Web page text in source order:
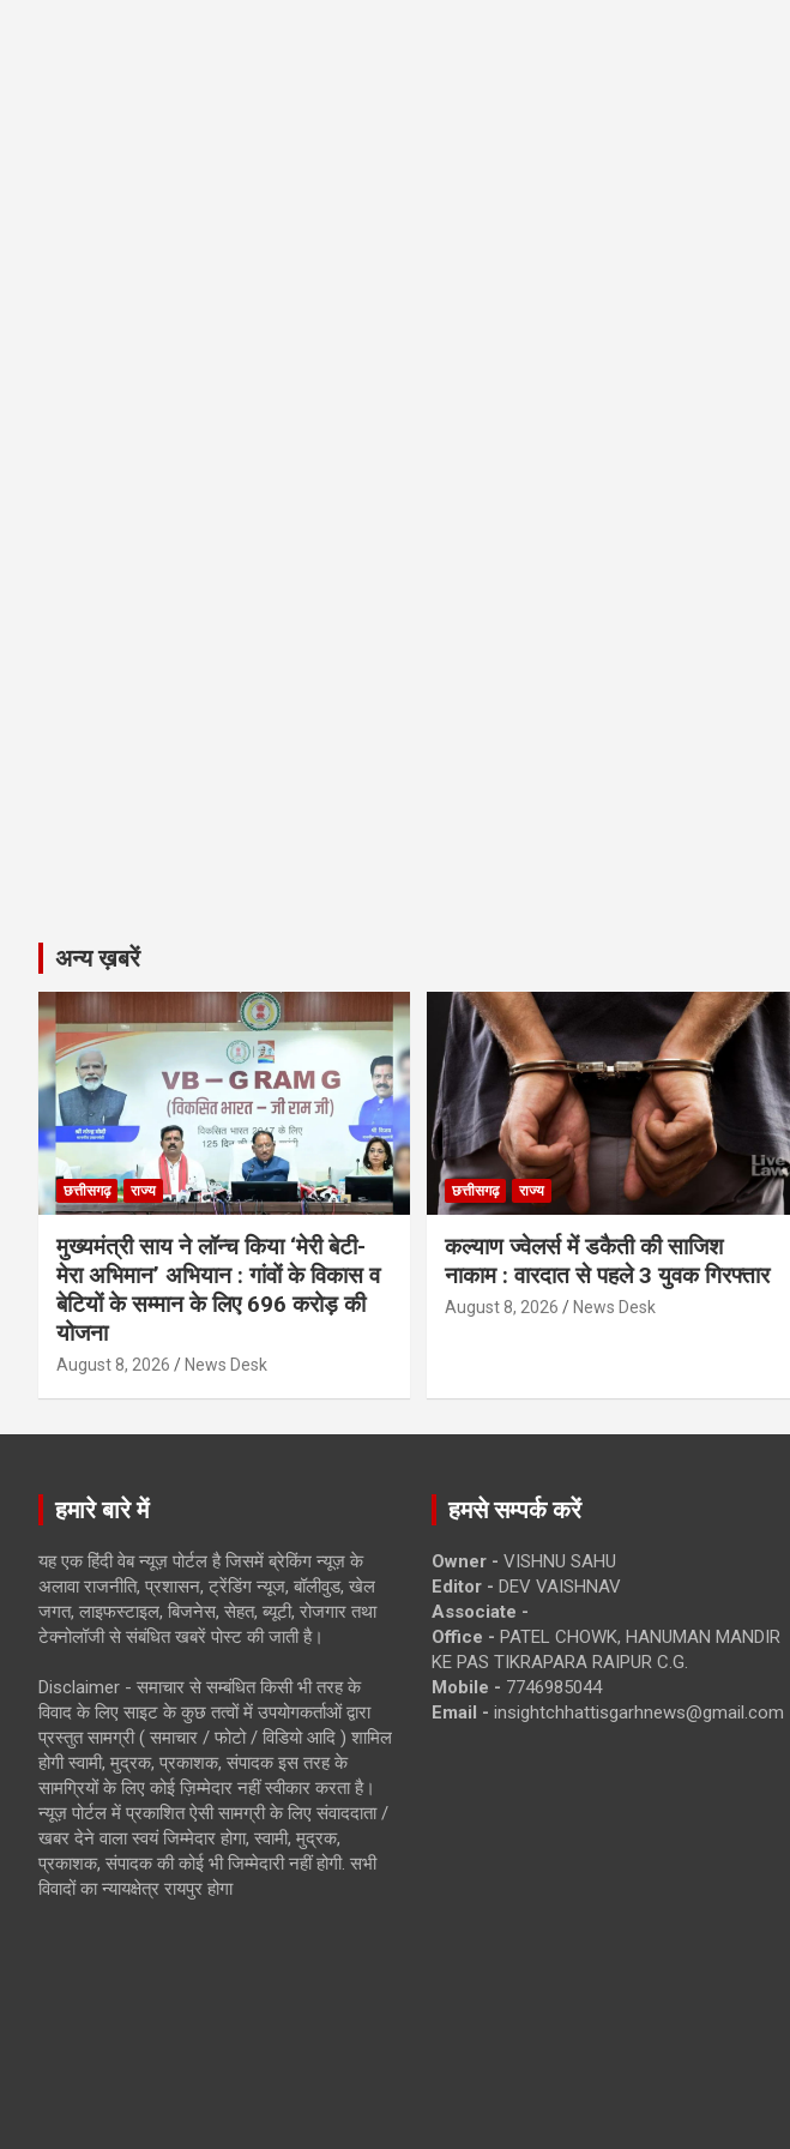
अन्य ख़बरें
छत्तीसगढ़ राज्य
मुख्यमंत्री साय ने लॉन्च किया ‘मेरी बेटी-
मेरा अभिमान’ अभियान : गांवों के विकास व
बेटियों के सम्मान के लिए 696 करोड़ की
योजना
August 8, 2026 News Desk
छत्तीसगढ़ राज्य
कल्याण ज्वेलर्स में डकैती की साजिश
नाकाम : वारदात से पहले 3 युवक गिरफ्तार
August 8, 2026 News Desk
हमारे बारे में
यह एक हिंदी वेब न्यूज़ पोर्टल है जिसमें ब्रेकिंग न्यूज़ के
अलावा राजनीति, प्रशासन, ट्रेंडिंग न्यूज, बॉलीवुड, खेल
जगत, लाइफस्टाइल, बिजनेस, सेहत, ब्यूटी, रोजगार तथा
टेक्नोलॉजी से संबंधित खबरें पोस्ट की जाती है।
Disclaimer - समाचार से सम्बंधित किसी भी तरह के
विवाद के लिए साइट के कुछ तत्वों में उपयोगकर्ताओं द्वारा
प्रस्तुत सामग्री ( समाचार / फोटो / विडियो आदि ) शामिल
होगी स्वामी, मुद्रक, प्रकाशक, संपादक इस तरह के
सामग्रियों के लिए कोई ज़िम्मेदार नहीं स्वीकार करता है।
न्यूज़ पोर्टल में प्रकाशित ऐसी सामग्री के लिए संवाददाता /
खबर देने वाला स्वयं जिम्मेदार होगा, स्वामी, मुद्रक,
प्रकाशक, संपादक की कोई भी जिम्मेदारी नहीं होगी. सभी
विवादों का न्यायक्षेत्र रायपुर होगा
हमसे सम्पर्क करें
Owner - VISHNU SAHU
Editor - DEV VAISHNAV
Associate -
Office - PATEL CHOWK, HANUMAN MANDIR
KE PAS TIKRAPARA RAIPUR C.G.
Mobile - 7746985044
Email - insightchhattisgarhnews@gmail.com